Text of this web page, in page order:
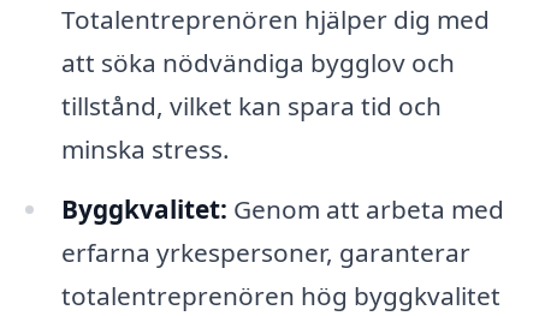
Totalentreprenören hjälper dig med
att söka nödvändiga bygglov och
tillstånd, vilket kan spara tid och
minska stress.
Byggkvalitet: Genom att arbeta med
erfarna yrkespersoner, garanterar
totalentreprenören hög byggkvalitet